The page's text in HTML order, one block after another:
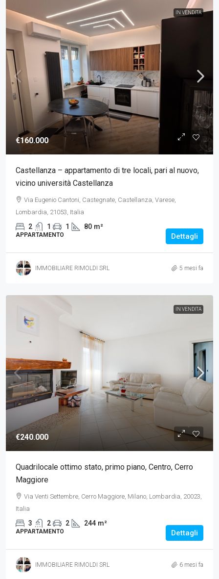
IN VENDITA
€160.000
Castellanza – appartamento di tre locali, pari al nuovo,
vicino università Castellanza
Via Eugenio Cantoni, Castegnate, Castellanza, Varese,
Lombardia, 21053, Italia
2 1 1 80 m²
APPARTAMENTO Dettagli
IMMOBILIARE RIMOLDI SRL 5 mesi fa
IN VENDITA
€240.000
Quadrilocale ottimo stato, primo piano, Centro, Cerro
Maggiore
Via Venti Settembre, Cerro Maggiore, Milano, Lombardia, 20023,
Italia
3 2 2 244 m²
APPARTAMENTO Dettagli
IMMOBILIARE RIMOLDI SRL 6 mesi fa